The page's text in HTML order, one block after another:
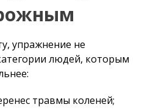
упражнение не
людей, которым
травмы коленей;